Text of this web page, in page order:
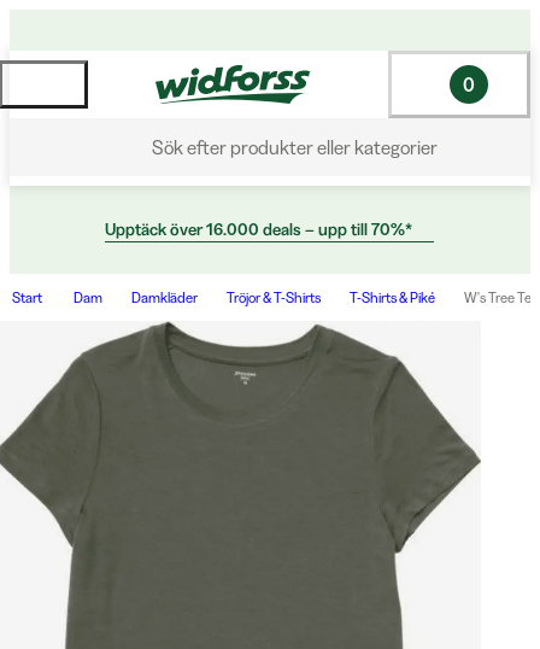
Sök efter produkter eller kategorier
0
Upptäck över 16.000 deals – upp till 70%*
Start Dam Damkläder Tröjor & T-Shirts T-Shirts & Piké W's Tree